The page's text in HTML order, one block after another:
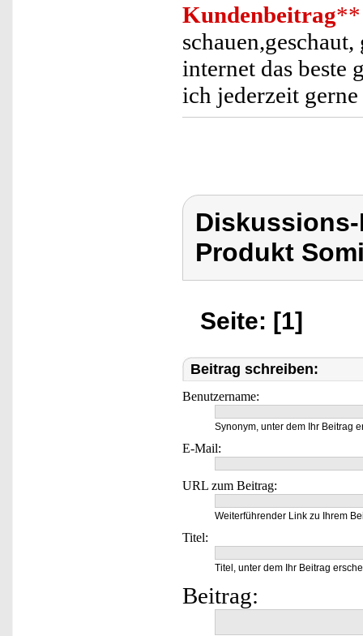
Kundenbeitrag**
internet das beste
ich jederzeit
Produkt
Seite: [1]
Beitrag schreiben:
Benutzername:
Synonym, unter dem Ihr Beitrag
E-Mail:
URL zum Beitrag:
Weiterführender Link zu Ihrem
Titel:
Titel, unter dem Ihr Beitrag
Beitrag: